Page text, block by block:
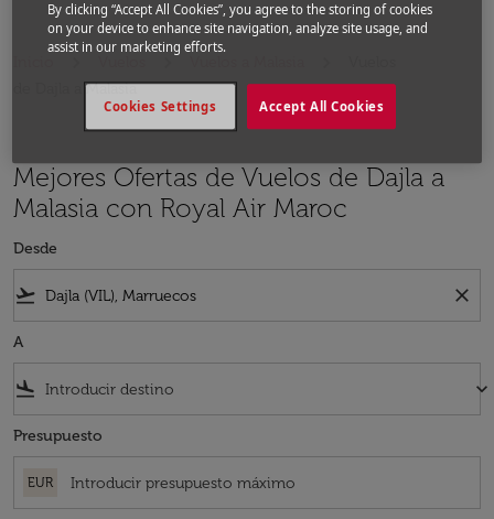
de Dajla a Malasia
Mejores Ofertas de Vuelos de Dajla a
Malasia con Royal Air Maroc
Desde
flight_takeoff close
A
flight_land keyboard_arrow_down
Presupuesto
EUR
By clicking “Accept All Cookies”, you agree to the storing of cookies
on your device to enhance site navigation, analyze site usage, and
assist in our marketing efforts.
Accept All Cookies
Cookies Settings